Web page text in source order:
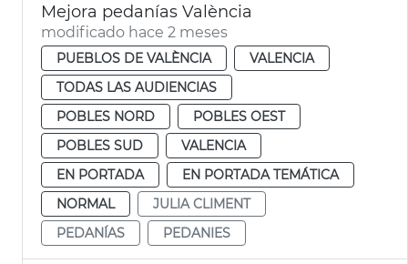
Mejora pedanías València
modificado hace 2 meses
PUEBLOS DE VALÈNCIA
VALENCIA
TODAS LAS AUDIENCIAS
POBLES NORD
POBLES OEST
POBLES SUD
VALENCIA
EN PORTADA
EN PORTADA TEMÁTICA
NORMAL
JULIA CLIMENT
PEDANÍAS
PEDANIES